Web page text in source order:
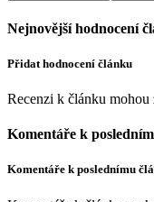
Nejnovější hodnocení
Přidat hodnocení článku
Recenzi k článku mohou
Komentáře k
Komentáře k poslednímu